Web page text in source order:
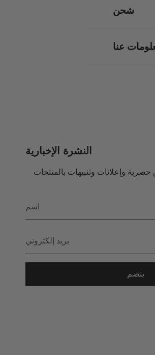
شحن
عنا
النشرة الإخبارية
وإعلانات وتنبيهات بالمنتجات
ينضم